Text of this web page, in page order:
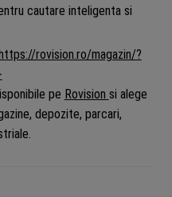
cautare inteligenta si
rovision.ro/magazin/?
pe Rovision si alege
depozite, parcari,